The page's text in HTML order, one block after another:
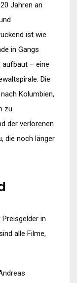
Jahren an
ist wie
in Gangs
aufbaut – eine
Die
Kolumbien,
zu
der verlorenen
die noch länger
in
alle Filme,